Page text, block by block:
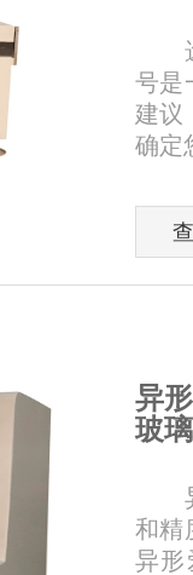
选
号是
建
确定
异
玻
异
和精
异形